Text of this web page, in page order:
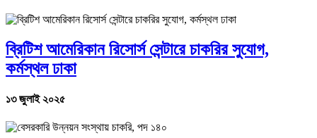
ব্রিটিশ আমেরিকান রিসোর্স সেন্টারে চাকরির সুযোগ,
কর্মস্থল ঢাকা
১৩ জুলাই ২০২৫